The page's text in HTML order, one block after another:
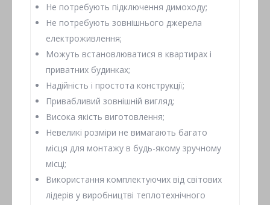
Не потребують підключення димоходу;
Не потребують зовнішнього джерела
електроживлення;
Можуть встановлюватися в квартирах і
приватних будинках;
Надійність і простота конструкції;
Привабливий зовнішній вигляд;
Висока якість виготовлення;
Невеликі розміри не вимагають багато
місця для монтажу в будь-якому зручному
місці;
Використання комплектуючих від світових
лідерів у виробництві теплотехнічного